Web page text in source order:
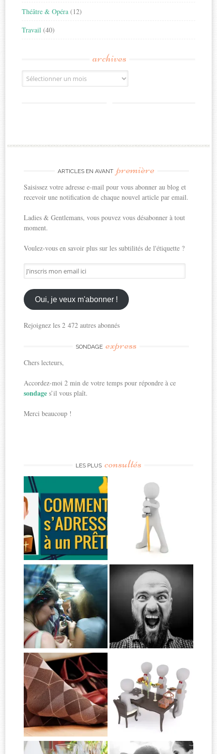
Théâtre & Opéra (12)
Travail (40)
archives
Archives
ARTICLES EN AVANT première
Saisissez votre adresse e-mail pour vous abonner au blog et
recevoir une notification de chaque nouvel article par email.
Ladies & Gentlemans, vous pouvez vous désabonner à tout
moment.
Voulez-vous en savoir plus sur les subtilités de l'étiquette ?
J'inscris
mon
email
ici
Oui, je veux m'abonner !
Rejoignez les 2 472 autres abonnés
SONDAGE express
Chers lecteurs,
Accordez-moi 2 min de votre temps pour répondre à ce
sondages’il vous plaît.
Merci beaucoup !
LES PLUS consultés